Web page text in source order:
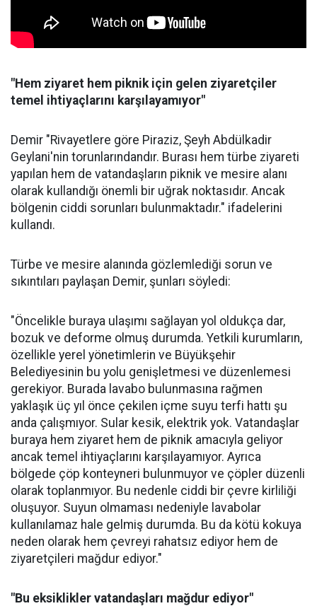
"Hem ziyaret hem piknik için gelen ziyaretçiler
temel ihtiyaçlarını karşılayamıyor"
Demir "Rivayetlere göre Piraziz, Şeyh Abdülkadir
Geylani'nin torunlarındandır. Burası hem türbe ziyareti
yapılan hem de vatandaşların piknik ve mesire alanı
olarak kullandığı önemli bir uğrak noktasıdır. Ancak
bölgenin ciddi sorunları bulunmaktadır." ifadelerini
kullandı.
Türbe ve mesire alanında gözlemlediği sorun ve
sıkıntıları paylaşan Demir, şunları söyledi:
"Öncelikle buraya ulaşımı sağlayan yol oldukça dar,
bozuk ve deforme olmuş durumda. Yetkili kurumların,
özellikle yerel yönetimlerin ve Büyükşehir
Belediyesinin bu yolu genişletmesi ve düzenlemesi
gerekiyor. Burada lavabo bulunmasına rağmen
yaklaşık üç yıl önce çekilen içme suyu terfi hattı şu
anda çalışmıyor. Sular kesik, elektrik yok. Vatandaşlar
buraya hem ziyaret hem de piknik amacıyla geliyor
ancak temel ihtiyaçlarını karşılayamıyor. Ayrıca
bölgede çöp konteyneri bulunmuyor ve çöpler düzenli
olarak toplanmıyor. Bu nedenle ciddi bir çevre kirliliği
oluşuyor. Suyun olmaması nedeniyle lavabolar
kullanılamaz hale gelmiş durumda. Bu da kötü kokuya
neden olarak hem çevreyi rahatsız ediyor hem de
ziyaretçileri mağdur ediyor."
"Bu eksiklikler vatandaşları mağdur ediyor"